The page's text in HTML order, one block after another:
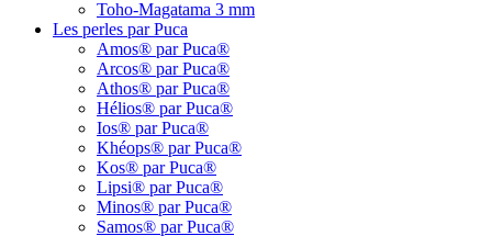
Toho-Magatama 3 mm
Les perles par Puca
Amos® par Puca®
Arcos® par Puca®
Athos® par Puca®
Hélios® par Puca®
Ios® par Puca®
Khéops® par Puca®
Kos® par Puca®
Lipsi® par Puca®
Minos® par Puca®
Samos® par Puca®